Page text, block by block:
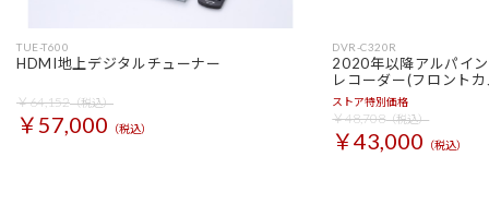
TUE-T600
HDMI地上デジタルチューナー
￥64,152（税込）
￥57,000 （税込）
DVR-C320R
2020年以降アルパイ
レコーダー(フロント
ストア特別価格
￥48,708（税込）
￥43,000 （税込）